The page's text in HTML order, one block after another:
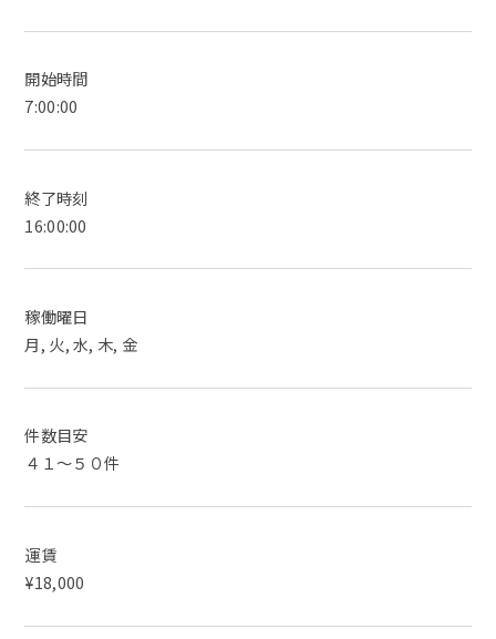
開始時間
7:00:00
終了時刻
16:00:00
稼働曜日
月, 火, 水, 木, 金
件数目安
４１～５０件
運賃
¥18,000